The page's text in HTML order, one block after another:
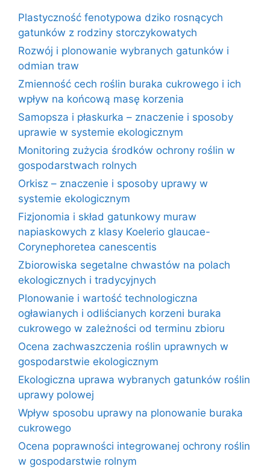
Plastyczność fenotypowa dziko rosnących
gatunków z rodziny storczykowatych
Rozwój i plonowanie wybranych gatunków i
odmian traw
Zmienność cech roślin buraka cukrowego i ich
wpływ na końcową masę korzenia
Samopsza i płaskurka – znaczenie i sposoby
uprawie w systemie ekologicznym
Monitoring zużycia środków ochrony roślin w
gospodarstwach rolnych
Orkisz – znaczenie i sposoby uprawy w
systemie ekologicznym
Fizjonomia i skład gatunkowy muraw
napiaskowych z klasy Koelerio glaucae-
Corynephoretea canescentis
Zbiorowiska segetalne chwastów na polach
ekologicznych i tradycyjnych
Plonowanie i wartość technologiczna
ogławianych i odliścianych korzeni buraka
cukrowego w zależności od terminu zbioru
Ocena zachwaszczenia roślin uprawnych w
gospodarstwie ekologicznym
Ekologiczna uprawa wybranych gatunków roślin
uprawy polowej
Wpływ sposobu uprawy na plonowanie buraka
cukrowego
Ocena poprawności integrowanej ochrony roślin
w gospodarstwie rolnym